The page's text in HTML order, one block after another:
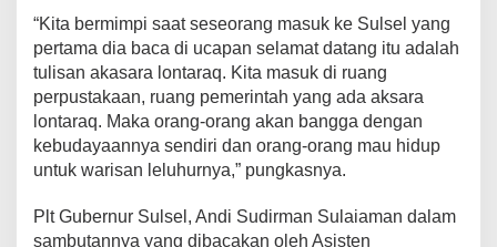
“Kita bermimpi saat seseorang masuk ke Sulsel yang
pertama dia baca di ucapan selamat datang itu adalah
tulisan akasara lontaraq. Kita masuk di ruang
perpustakaan, ruang pemerintah yang ada aksara
lontaraq. Maka orang-orang akan bangga dengan
kebudayaannya sendiri dan orang-orang mau hidup
untuk warisan leluhurnya,” pungkasnya.
Plt Gubernur Sulsel, Andi Sudirman Sulaiaman dalam
sambutannya yang dibacakan oleh Asisten